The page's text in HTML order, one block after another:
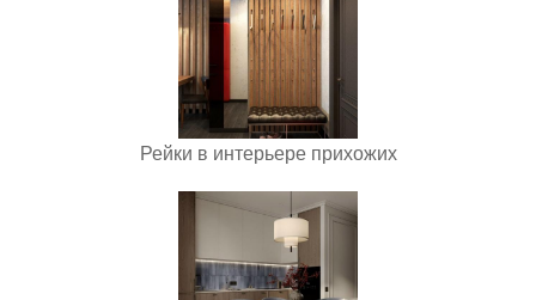
Рейки в интерьере прихожих